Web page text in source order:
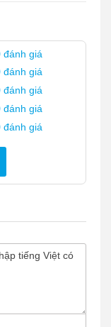
đánh giá
đánh giá
đánh giá
đánh giá
đánh giá